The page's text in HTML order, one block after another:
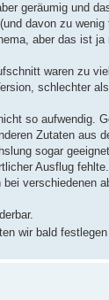
geräumig und
davon zu
aber das ist
waren zu
schlechter
so aufwendig.
Zutaten aus
sogar
Ausflug fehlte.
bei verschiedenen
wir bald